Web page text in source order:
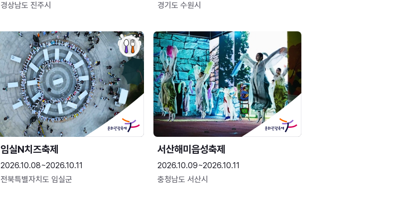
경상남도 진주시
경기도 수원시
임실N치즈축제
2026.10.08~2026.10.11
전북특별자치도 임실군
서산해미읍성축제
2026.10.09~2026.10.11
충청남도 서산시